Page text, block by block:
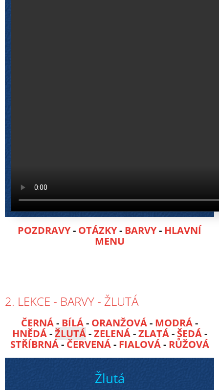
POZDRAVY- OTÁZKY- BARVY- HLAVNÍ
MENU
2. LEKCE - BARVY - ŽLUTÁ
ČERNÁ- BÍLÁ- ORANŽOVÁ- MODRÁ-
HNĚDÁ-ŽLUTÁ-ZELENÁ-ZLATÁ- ŠEDÁ-
STŘÍBRNÁ- ČERVENÁ- FIALOVÁ- RŮŽOVÁ
Žlutá